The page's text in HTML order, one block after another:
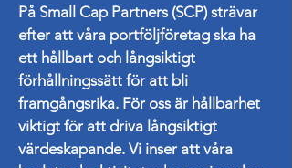
På Small Cap Partners (SCP) strävar
efter att våra portföljföretag ska ha
ett hållbart och långsiktigt
förhållningssätt för att bli
framgångsrika. För oss är hållbarhet
viktigt för att driva långsiktigt
värdeskapande. Vi inser att våra